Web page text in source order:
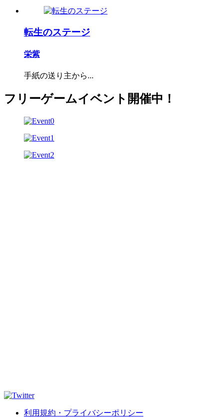
転生のステージ
栄紫
手紙の送り主から...
フリーゲームイベント開催中！
利用規約・プライバシーポリシー